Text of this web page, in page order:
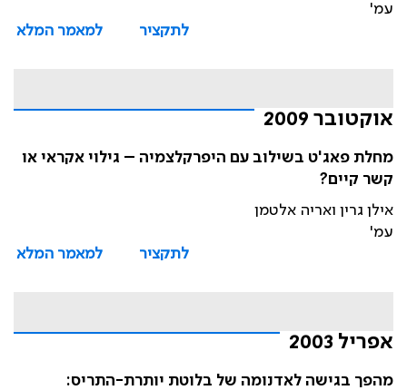
עמ'
לתקציר
למאמר המלא
אוקטובר 2009
מחלת פאג'ט בשילוב עם היפרקלצמיה – גילוי אקראי או
קשר קיים?
אילן גרין ואריה אלטמן
עמ'
לתקציר
למאמר המלא
אפריל 2003
מהפך בגישה לאדנומה של בלוטת יותרת-התריס: